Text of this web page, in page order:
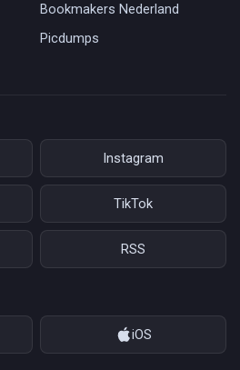
Bookmakers Nederland
Picdumps
Instagram
TikTok
RSS
iOS